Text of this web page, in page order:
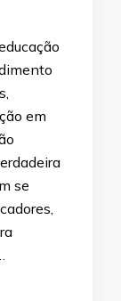
em
se